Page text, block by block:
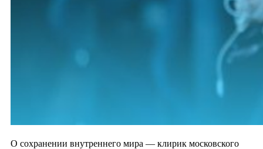
О сохранении внутреннего мира — клирик московского